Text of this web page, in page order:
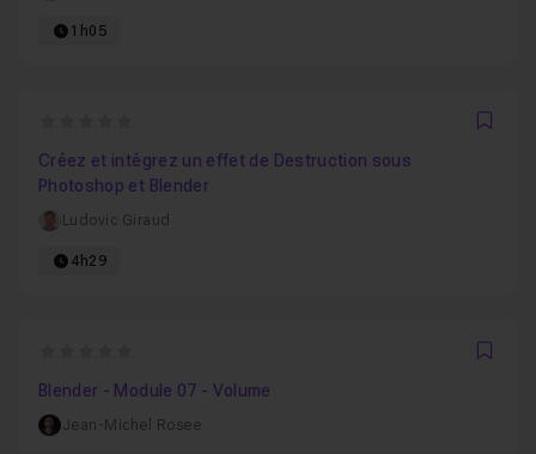
1h05
Créez et intégrez un effet de Destruction sous
Photoshop et Blender
Ludovic Giraud
4h29
Blender - Module 07 - Volume
Jean-Michel Rosee